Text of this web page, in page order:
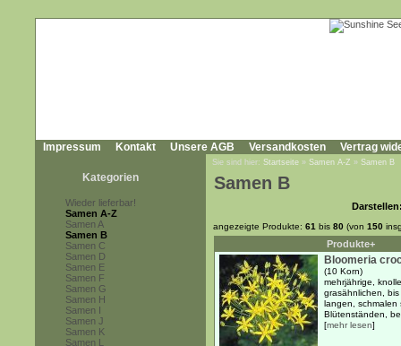
Impressum Kontakt Unsere AGB Versandkosten Vertrag
Kategorien
Wieder lieferbar!
Samen A-Z
Samen A
Samen B
Samen C
Samen D
Samen E
Samen F
Samen G
Samen H
Samen I
Samen J
Samen K
Samen L
Sie sind hier: Startseite » Samen A-Z » Samen B
Samen B
angezeigte Produkte: 61 bis 80 (von 150
Produkte+
Bloomeria
(10 Korn)
mehrjährige,
grasähnlichen,
langen, schmalen
Blütenständen,
[mehr lesen]